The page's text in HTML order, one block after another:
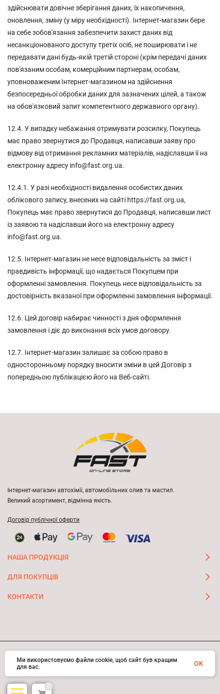
здійснювати довічне зберігання даних, їх накопичення,
оновлення, зміну (у міру необхідності). Інтернет-магазин бере
на себе зобов'язання забезпечити захист даних від
несанкціонованого доступу третіх осіб, не поширювати і не
передавати дані будь-якій третій стороні (крім передачі даних
пов'язаним особам, комерційним партнерам, особам,
уповноваженим Інтернет-магазином на здійснення
безпосередньої обробки даних для зазначених цілей, а також
на обов'язковий запит компетентного державного органу).
12.4. У випадку небажання отримувати розсилку, Покупець
має право звернутися до Продавця, написавши заяву про
відмову від отримання рекламних матеріалів, надіславши її на
електронну адресу info@fast.org.ua.
12.4.1. У разі необхідності видалення особистих даних
облікового запису, внесених на сайті https://fast.org.ua,
Покупець має право звернутися до Продавця, написавши лист
із заявою та надіславши його на електронну адресу
info@fast.org.ua.
12.5. Інтернет-магазин не несе відповідальність за зміст і
правдивість інформації, що надається Покупцем при
оформленні замовлення. Покупець несе відповідальність за
достовірність вказаної при оформленні замовлення інформації.
12.6. Цей договір набирає чинності з дня оформлення
замовлення і діє до виконання всіх умов договору.
12.7. Інтернет-магазин залишає за собою право в
односторонньому порядку вносити зміни в цей Договір з
попередньою публікацією його на Веб-сайті.
Інтернет-магазин автохімії, автомобільних олив та мастил.
Великий асортимент, відмінна якість.
Договір публічної оферти
НАША ПРОДУКЦІЯ
ДЛЯ ПОКУПЦІВ
КОНТАКТИ
© 2026 FAST ON-LINE STORE
0
Ми використовуємо файли cookie, щоб сайт був кращим
для вас.
OK